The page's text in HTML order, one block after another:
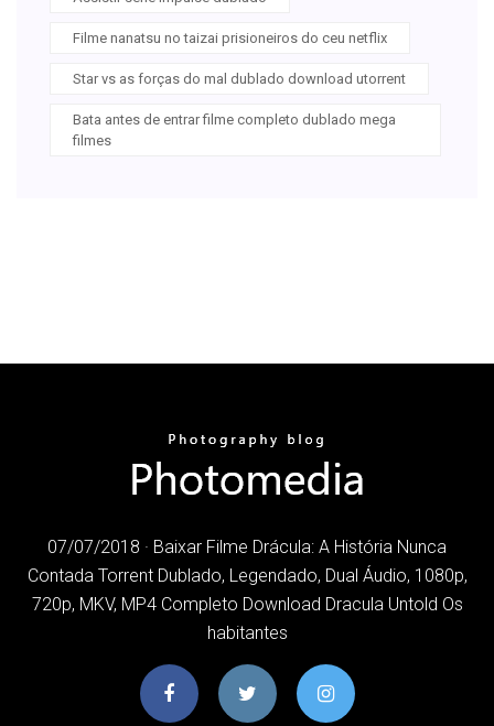
Filme nanatsu no taizai prisioneiros do ceu netflix
Star vs as forças do mal dublado download utorrent
Bata antes de entrar filme completo dublado mega
filmes
07/07/2018 · Baixar Filme Drácula: A História Nunca
Contada Torrent Dublado, Legendado, Dual Áudio, 1080p,
720p, MKV, MP4 Completo Download Dracula Untold Os
habitantes